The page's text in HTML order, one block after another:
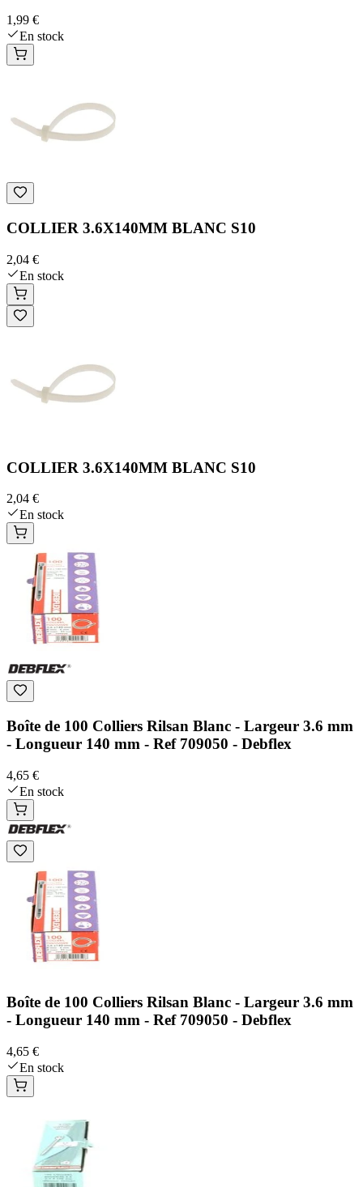
1,99 €
En stock
COLLIER 3.6X140MM BLANC S10
2,04 €
En stock
COLLIER 3.6X140MM BLANC S10
2,04 €
En stock
Boîte de 100 Colliers Rilsan Blanc - Largeur 3.6 mm
- Longueur 140 mm - Ref 709050 - Debflex
4,65 €
En stock
Boîte de 100 Colliers Rilsan Blanc - Largeur 3.6 mm
- Longueur 140 mm - Ref 709050 - Debflex
4,65 €
En stock